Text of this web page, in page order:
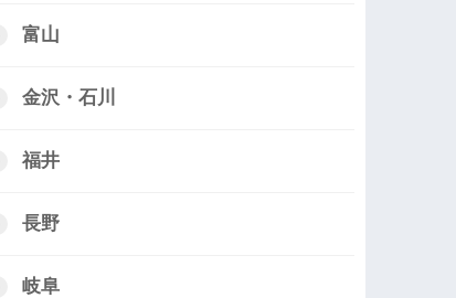
富山
金沢・石川
福井
長野
岐阜